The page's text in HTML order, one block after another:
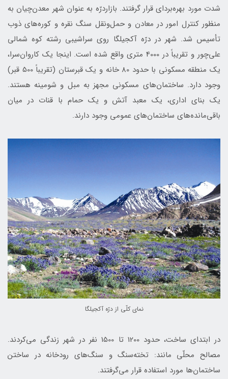
شدت مورد بهره‌بردای قرار گرفتند. بازاردرّه به عنوان شهر معدن‌چیان به
منظور کنترل امور در معادن و حمل‌و‌نقل سنگ نقره و کوره‌های ذوب
تأسيس شد. شهر در درّه آكجيلگا روی سراشیبی رشته کوه شمالی
علي‌چور و تقریباً در 4000 متری واقع شده است. اینجا یک کاروان‌سرا،
یک منطقه مسکونی با حدود 80 خانه و یک قبرستان (تقریباً 500 قبر)
وجود دارد. ساختمان‌های مسکونی مجهز به مبل و شومینه هستند.
یک بنای اداری، یک معبد آتش و یک حمام با قنات‌ در میان
باقی‌مانده‌های ساختمان‌های عمومی وجود دارند.
نمای كلّی از درّه آكجيلگا
در ابتدای ساخت، حدود 1200 تا 1500 نفر در شهر زندگی می‌کردند.
مصالح محلّی مانند: تخته‌سنگ و سنگ‌های رودخانه در ساختن
ساختمان‌ها مورد استفاده قرار می‌گرفتند.